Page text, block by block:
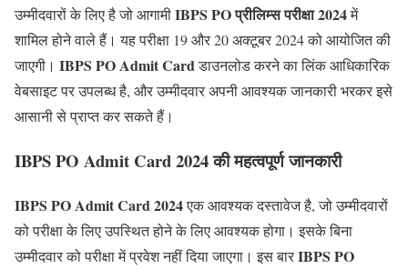
उम्मीदवारों के लिए है जो आगामीIBPS PO प्रीलिम्स परीक्षा 2024में
शामिल होने वाले हैं। यह परीक्षा 19 और 20 अक्टूबर 2024 को आयोजित की
जाएगी। IBPS PO Admit Cardडाउनलोड करने का लिंक आधिकारिक
वेबसाइट पर उपलब्ध है, और उम्मीदवार अपनी आवश्यक जानकारी भरकर इसे
आसानी से प्राप्त कर सकते हैं।
IBPS PO Admit Card 2024 की महत्वपूर्ण जानकारी
IBPS PO Admit Card 2024एक आवश्यक दस्तावेज है, जो उम्मीदवारों
को परीक्षा के लिए उपस्थित होने के लिए आवश्यक होगा। इसके बिना
उम्मीदवार को परीक्षा में प्रवेश नहीं दिया जाएगा। इस बारIBPS PO